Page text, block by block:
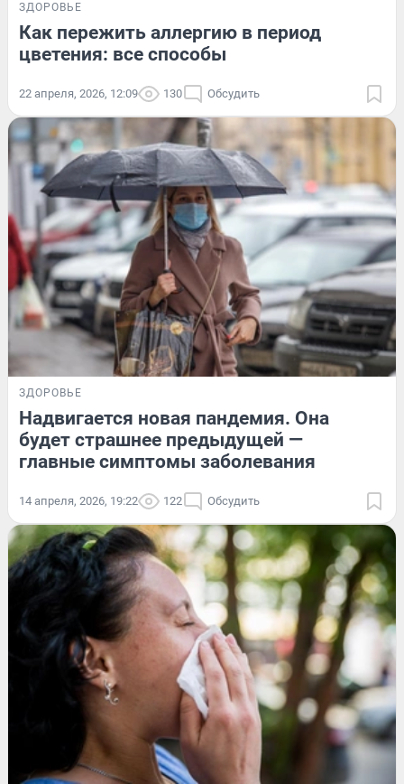
ЗДОРОВЬЕ
Как пережить аллергию в период
цветения: все способы
22 апреля, 2026, 12:09 130 Обсудить
ЗДОРОВЬЕ
Надвигается новая пандемия. Она
будет страшнее предыдущей —
главные симптомы заболевания
14 апреля, 2026, 19:22 122 Обсудить